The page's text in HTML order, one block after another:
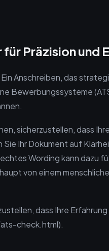
Präzision und
Anschreiben, das
Bewerbungssysteme
sicherzustellen, dass
Ihr Dokument auf
Wording kann dazu
von einem
dass Ihre
check.html).